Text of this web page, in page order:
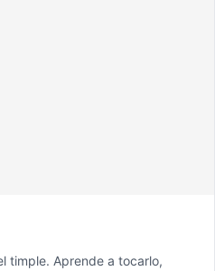
timple. Aprende a tocarlo,